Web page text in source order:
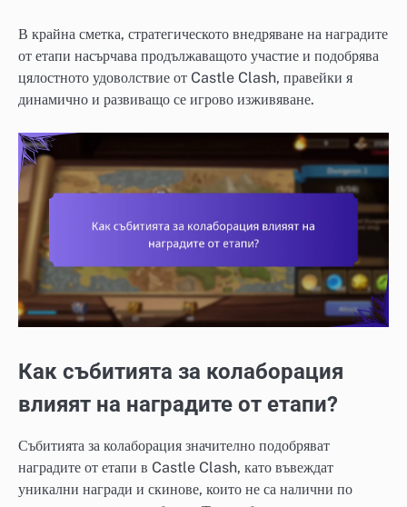
В крайна сметка, стратегическото внедряване на наградите
от етапи насърчава продължаващото участие и подобрява
цялостното удоволствие от Castle Clash, правейки я
динамично и развиващо се игрово изживяване.
Как събитията за колаборация
влияят на наградите от етапи?
Събитията за колаборация значително подобряват
наградите от етапи в Castle Clash, като въвеждат
уникални награди и скинове, които не са налични по